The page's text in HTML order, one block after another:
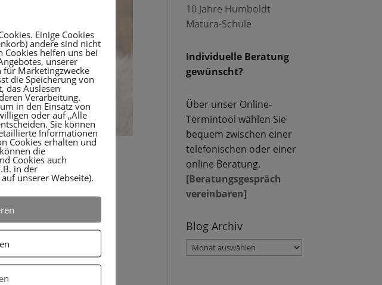
10 Jahre Humboldt
Matura-Schule
Individuelle Beratung
gewünscht?
Über unser Online-
Termintool wählen Sie
bequem zwischen einer
telefonischen oder einer
online Beratung.
[Beratungsgespräch
vereinbaren]
Blog Archiv
Blog
Einige Cookies
andere sind nicht
helfen uns bei
unserer
Marketingzwecke
die Speicherung von
das Auslesen
Verarbeitung.
in den Einsatz von
oder auf „Alle
Sie können
Informationen
Cookies erhalten und
die
Cookies auch
in der
unserer Webseite).